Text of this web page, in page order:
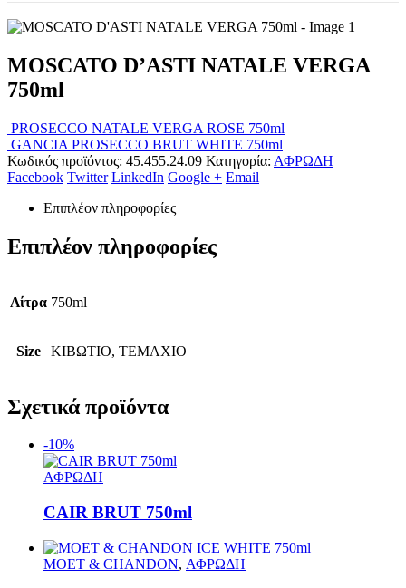
MOSCATO D’ASTI NATALE VERGA
750ml
PROSECCO NATALE VERGA ROSE 750ml
GANCIA PROSECCO BRUT WHITE 750ml
Κωδικός προϊόντος: 45.455.24.09 Κατηγορία: ΑΦΡΩΔΗ
Facebook Twitter LinkedIn Google + Email
Επιπλέον πληροφορίες
Επιπλέον πληροφορίες
Λίτρα 750ml
Size ΚΙΒΩΤΙΟ, ΤΕΜΑΧΙΟ
Σχετικά προϊόντα
-10%
ΑΦΡΩΔΗ
CAIR BRUT 750ml
MOET & CHANDON, ΑΦΡΩΔΗ